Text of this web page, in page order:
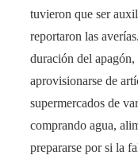
tuvieron que ser
reportaron las
duración del
aprovisionarse de
supermercados de
comprando agua,
prepararse por si la